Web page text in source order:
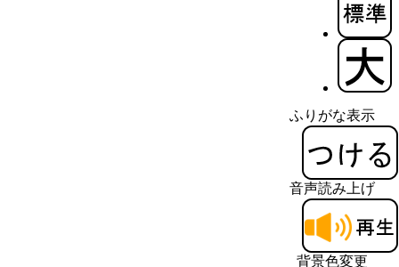
ふりがな表示
音声読み上げ
背景色変更